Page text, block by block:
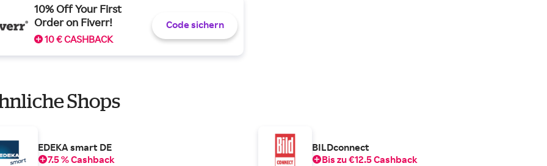
10% Off Your First
Order on Fiverr!
10 € CASHBACK
Code sichern
Shops
EDEKA smart DE
7.5 % Cashback
BILDconnect
Bis zu €12.5 Cashback